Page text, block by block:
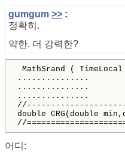
gumgum >> :
정확히.
약한. 더 강력한?
MathSrand ( TimeLocal
...............
...............
...............
double CRG(double
//
어디: